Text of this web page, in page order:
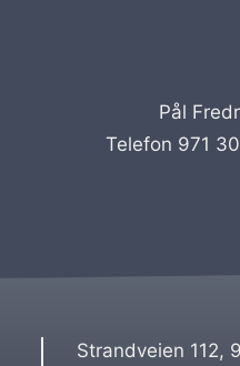
Pål
Telefon 971
Strandveien 112,